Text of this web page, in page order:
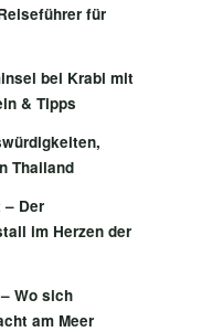
für
bei Krabi mit
& Tipps
Thailand
– Der
im Herzen der
Wo sich
am Meer